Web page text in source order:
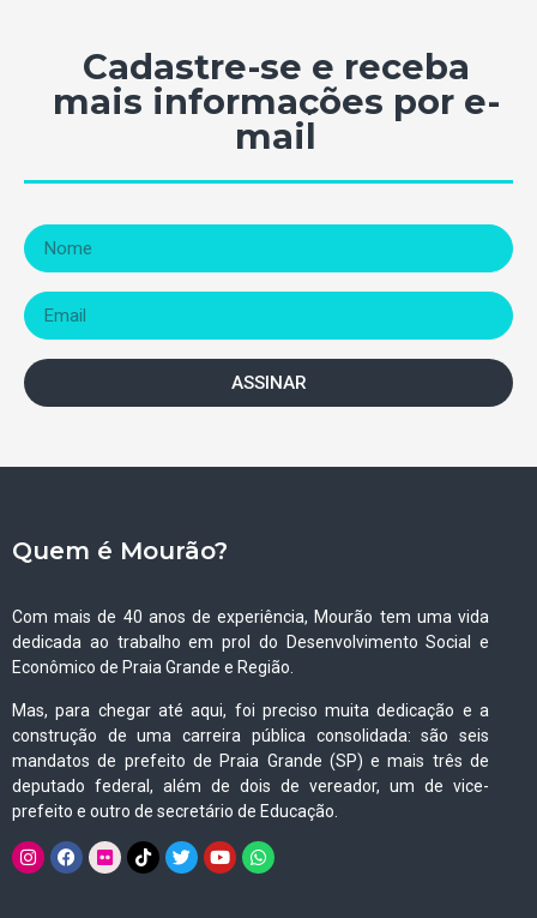
Cadastre-se e receba
mais informações por e-
mail
ASSINAR
Quem é Mourão?
Com mais de 40 anos de experiência, Mourão tem uma vida
dedicada ao trabalho em prol do Desenvolvimento Social e
Econômico de Praia Grande e Região.
Mas, para chegar até aqui, foi preciso muita dedicação e a
construção de uma carreira pública consolidada: são seis
mandatos de prefeito de Praia Grande (SP) e mais três de
deputado federal, além de dois de vereador, um de vice-
prefeito e outro de secretário de Educação.